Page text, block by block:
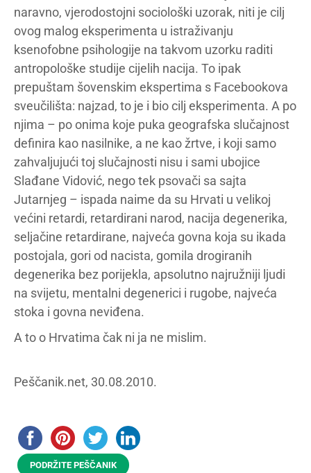
naravno, vjerodostojni sociološki uzorak, niti je cilj
ovog malog eksperimenta u istraživanju
ksenofobne psihologije na takvom uzorku raditi
antropološke studije cijelih nacija. To ipak
prepuštam šovenskim ekspertima s Facebookova
sveučilišta: najzad, to je i bio cilj eksperimenta. A po
njima – po onima koje puka geografska slučajnost
definira kao nasilnike, a ne kao žrtve, i koji samo
zahvaljujući toj slučajnosti nisu i sami ubojice
Slađane Vidović, nego tek psovači sa sajta
Jutarnjeg – ispada naime da su Hrvati u velikoj
većini retardi, retardirani narod, nacija degenerika,
seljačine retardirane, najveća govna koja su ikada
postojala, gori od nacista, gomila drogiranih
degenerika bez porijekla, apsolutno najružniji ljudi
na svijetu, mentalni degenerici i rugobe, najveća
stoka i govna neviđena.
A to o Hrvatima čak ni ja ne mislim.
Peščanik.net, 30.08.2010.
PODRŽITE PEŠČANIK